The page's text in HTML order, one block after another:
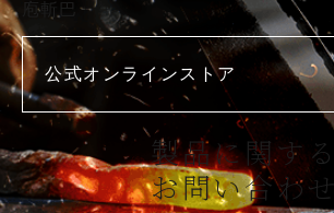
庖斬巴
公式オンラインストア
製品に関する
お問い合わせ